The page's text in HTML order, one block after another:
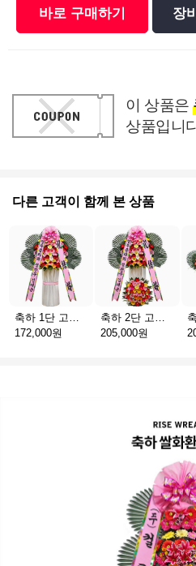
바로 구매하기 장
이 상품은
상품입니
다른 고객이 함께 본 상품
축하 1단 고급 스탠드
172,000원
축하 2단 고급 스탠드
205,000원